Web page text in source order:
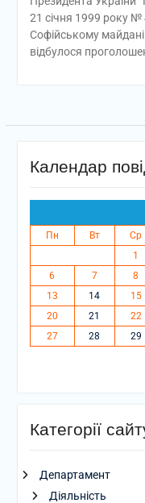
21 січня 1999 року №
Софійському
відбулося
Календар
Пн Вт Ср
1
6
7 8
13
14 15
20
21 22
27
28 29
Категорії
Департамент
Діяльність